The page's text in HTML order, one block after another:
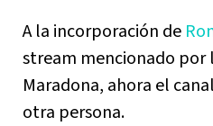
A la incorporación de
stream mencionado por
Maradona, ahora el
otra persona.